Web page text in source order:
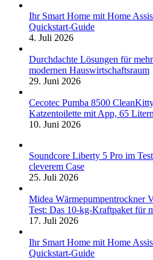
Ihr Smart Home mit Home
Quickstart-Guide
4. Juli 2026
Durchdachte Lösungen für
modernen Hauswirtschaftsraum
29. Juni 2026
Cecotec Pumba 8500
Katzentoilette mit App, 65
10. Juni 2026
Soundcore Liberty 5 Pro im
cleverem Case
25. Juli 2026
Midea Wärmepumpentrockner
Test: Das 10-kg-Kraftpaket für
17. Juli 2026
Ihr Smart Home mit Home
Quickstart-Guide